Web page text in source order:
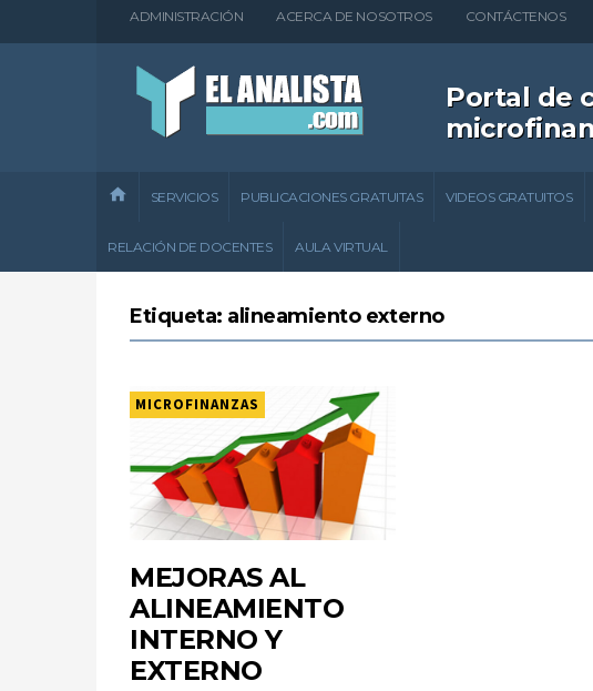
ADMINISTRACIÓN ACERCA DE NOSOTROS CONTÁCTENOS
Portal de
SERVICIOS PUBLICACIONES GRATUITAS VIDEOS GRATUITOS
RELACIÓN DE DOCENTES AULA VIRTUAL
Etiqueta: alineamiento externo
MICROFINANZAS
MEJORAS AL
ALINEAMIENTO
INTERNO Y
EXTERNO